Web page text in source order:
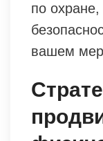
по охране,
вашем